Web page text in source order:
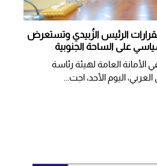
الرئيس الزُبيدي وتستعرض
على الساحة الجنوبية
العامة لهيئة رئاسة
اليوم الأحد، اجت...